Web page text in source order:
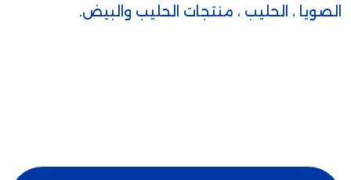
الصويا ، الحليب ، منتجات الحليب والبيض.